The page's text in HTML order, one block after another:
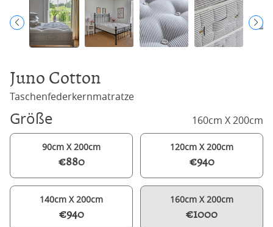
Juno Cotton
Taschenfederkernmatratze
Größe 160cm X 200cm
90cm X 200cm
€880
120cm X 200cm
€940
140cm X 200cm
€940
160cm X 200cm
€1000